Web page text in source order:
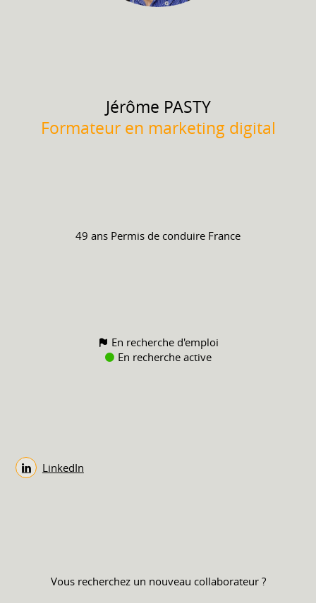
Jérôme PASTY
Formateur en marketing digital
49 ans Permis de conduire France
En recherche d'emploi
En recherche active
LinkedIn
Vous recherchez un nouveau collaborateur ?